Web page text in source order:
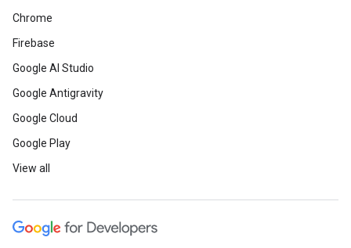
Chrome
Firebase
Google AI Studio
Google Antigravity
Google Cloud
Google Play
View all